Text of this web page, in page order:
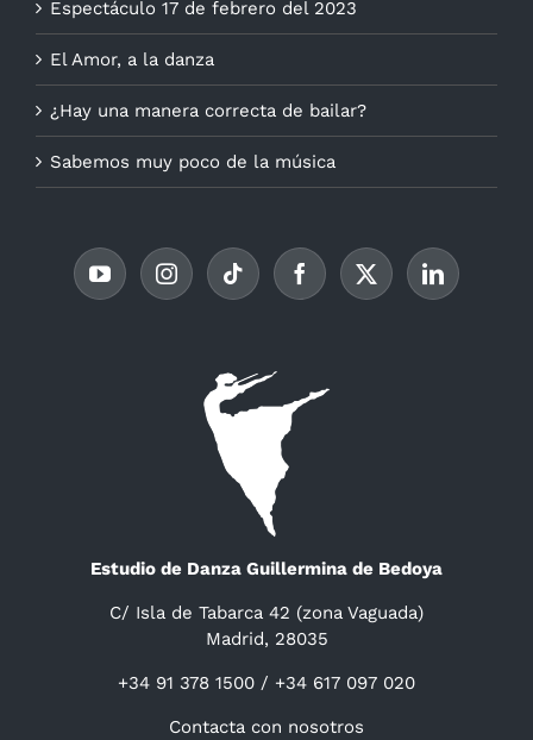
Espectáculo 17 de febrero del 2023
El Amor, a la danza
¿Hay una manera correcta de bailar?
Sabemos muy poco de la música
Estudio de Danza Guillermina de Bedoya
C/ Isla de Tabarca 42 (zona Vaguada)
Madrid, 28035
+34 91 378 1500 / +34 617 097 020
Contacta con nosotros